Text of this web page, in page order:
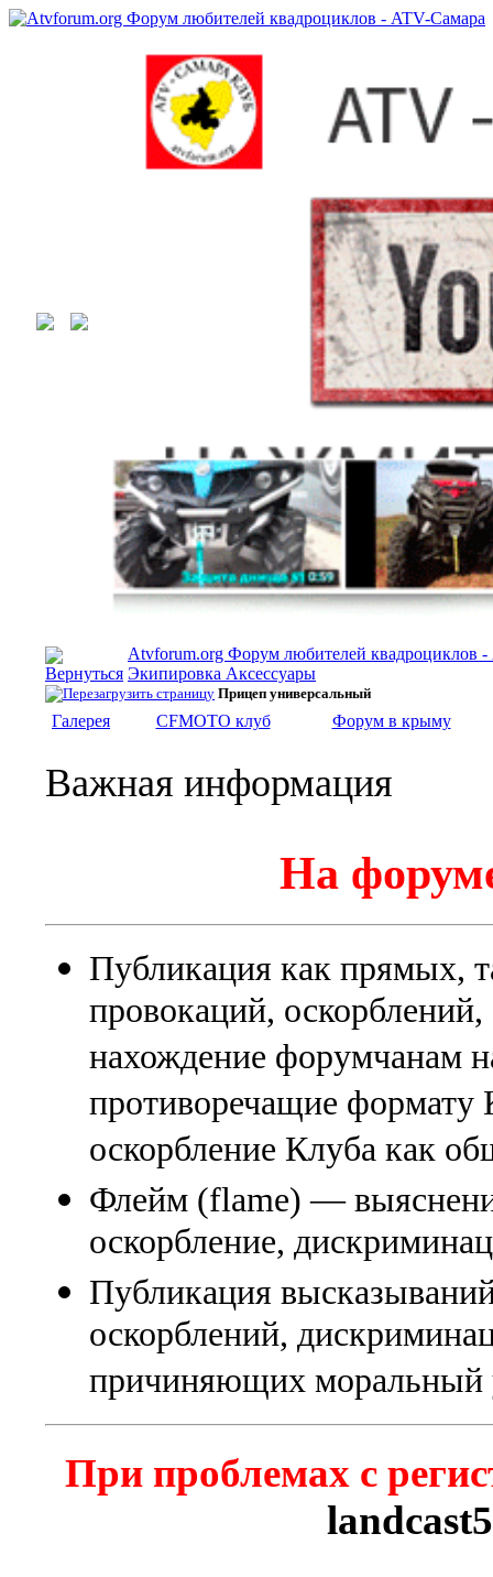
Atvforum.org Форум любителей квадроциклов
Экипировка Аксессуары
Прицеп универсальный
Галерея CFMOTO клуб Форум в крыму
Важная информация
На
Публикация как прямых,
провокаций,
нахождение форумчанам
противоречащие формату
оскорбление Клуба как
Флейм (flame) —
оскорбление,
Публикация
оскорблений,
причиняющих моральный
При проблемах с